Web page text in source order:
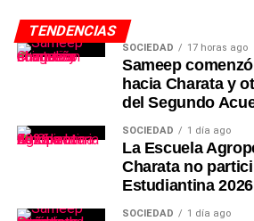
TENDENCIAS
SOCIEDAD 17 horas ago
Sameep
hacia Charata y
del Segundo
SOCIEDAD 1 día ago
La Escuela
Charata no
Estudiantina
SOCIEDAD 1 día ago